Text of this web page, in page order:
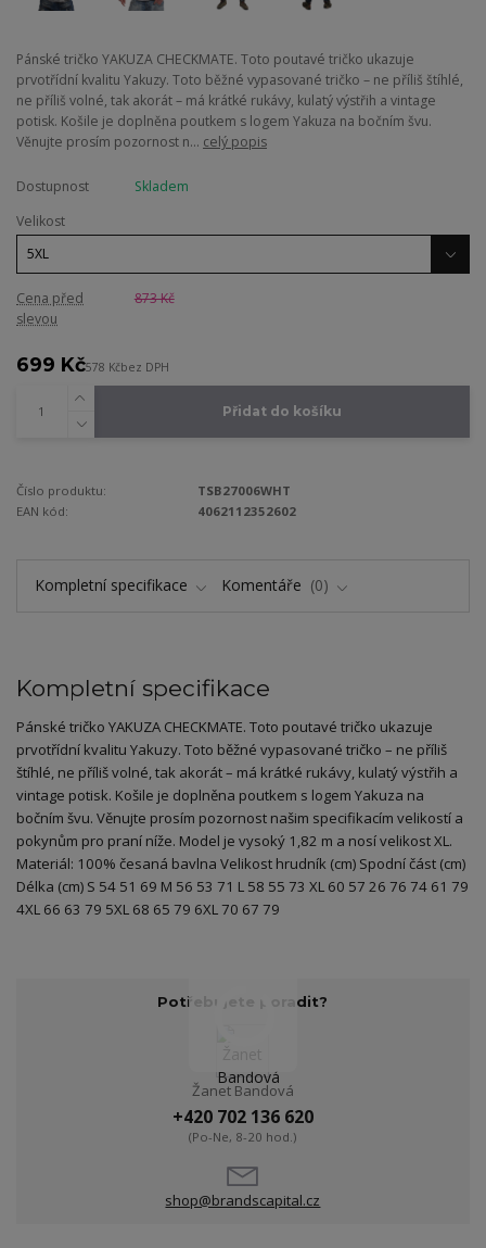
Pánské tričko YAKUZA CHECKMATE. Toto poutavé tričko ukazuje
prvotřídní kvalitu Yakuzy. Toto běžné vypasované tričko – ne příliš štíhlé,
ne příliš volné, tak akorát – má krátké rukávy, kulatý výstřih a vintage
potisk. Košile je doplněna poutkem s logem Yakuza na bočním švu.
Věnujte prosím pozornost n... celý popis
Dostupnost
Skladem
Velikost
Cena před
slevou
873 Kč
699 Kč578 Kčbez DPH
Přidat do košíku
Číslo produktu:
TSB27006WHT
EAN kód:
4062112352602
Kompletní specifikace Komentáře 0
Kompletní specifikace
Pánské tričko YAKUZA CHECKMATE. Toto poutavé tričko ukazuje
prvotřídní kvalitu Yakuzy. Toto běžné vypasované tričko – ne příliš
štíhlé, ne příliš volné, tak akorát – má krátké rukávy, kulatý výstřih a
vintage potisk. Košile je doplněna poutkem s logem Yakuza na
bočním švu. Věnujte prosím pozornost našim specifikacím velikostí a
pokynům pro praní níže. Model je vysoký 1,82 m a nosí velikost XL.
Materiál: 100% česaná bavlna Velikost hrudník (cm) Spodní část (cm)
Délka (cm) S 54 51 69 M 56 53 71 L 58 55 73 XL 60 57 26 76 74 61 79
4XL 66 63 79 5XL 68 65 79 6XL 70 67 79
Potřebujete poradit?
Žanet Bandová
+420 702 136 620
(Po-Ne, 8-20 hod.)
shop@brandscapital.cz